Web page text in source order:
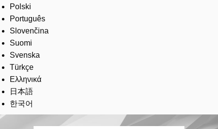
Polski
Português
Slovenčina
Suomi
Svenska
Türkçe
Ελληνικά
日本語
한국어